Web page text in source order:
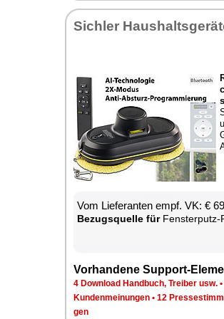
Sich­ler
Vom Lie­fe­ran­ten empf. VK: €
Be­zugs­quel­le fürFens­ter­putz-
Vor­han­de­ne Sup­port-
4 Down­load Hand­buch, Trei­ber usw. •
Kun­den­mei­nun­gen • 12
gen